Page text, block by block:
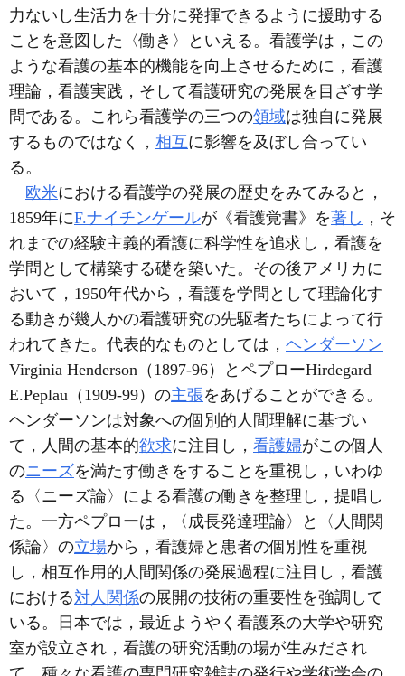
力ないし生活力を十分に発揮できるように援助する
ことを意図した〈働き〉といえる。看護学は，この
ような看護の基本的機能を向上させるために，看護
理論，看護実践，そして看護研究の発展を目ざす学
問である。これら看護学の三つの領域は独自に発展
するものではなく， 相互に影響を及ぼし合ってい
る。
欧米における看護学の発展の歴史をみてみると，
1859年にF.ナイチンゲールが《看護覚書》を著し ，そ
れまでの経験主義的看護に科学性を追求し，看護を
学問として構築する礎を築いた。その後アメリカに
おいて，1950年代から，看護を学問として理論化す
る動きが幾人かの看護研究の先駆者たちによって行
われてきた。代表的なものとしては， ヘンダーソン
Virginia Henderson（1897-96）とペプローHirdegard
E.Peplau（1909-99）の主張をあげることができる。
ヘンダーソンは対象への個別的人間理解に基づい
て，人間の基本的欲求に注目し， 看護婦がこの個人
のニーズを満たす働きをすることを重視し，いわゆ
る〈ニーズ論〉による看護の働きを整理し，提唱し
た。一方ペプローは，〈成長発達理論〉と〈人間関
係論〉の立場から，看護婦と患者の個別性を重視
し，相互作用的人間関係の発展過程に注目し，看護
における対人関係の展開の技術の重要性を強調して
いる。日本では，最近ようやく看護系の大学や研究
室が設立され，看護の研究活動の場が生みだされ